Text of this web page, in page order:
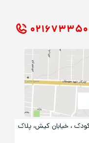
۶۷۳۳۵۰۰۰
کودک ، خیابان کیش، پلاک